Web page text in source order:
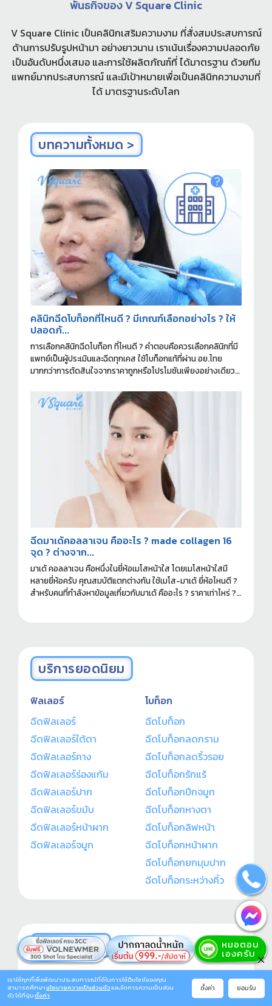
พันธกิจของ V Square Clinic
V Square Clinic เป็นคลินิกเสริมความงาม ที่สั่งสมประสบการณ์
ด้านการปรับรูปหน้ามา อย่างยาวนาน เราเน้นเรื่องความปลอดภัย
เป็นอันดับหนึ่งเสมอ และการใช้ผลิตภัณฑ์ที่ ได้มาตรฐาน ด้วยทีม
แพทย์มากประสบการณ์ และมีเป้าหมายเพื่อเป็นคลินิกความงามที่
ได้ มาตรฐานระดับโลก
บริการยอดนิยม
ฟิลเลอร์
ฉีดฟิลเลอร์
ฉีดฟิลเลอร์ใต้ตา
ฉีดฟิลเลอร์คาง
ฉีดฟิลเลอร์ร่องแก้ม
ฉีดฟิลเลอร์ปาก
ฉีดฟิลเลอร์ขมับ
ฉีดฟิลเลอร์หน้าผาก
ฉีดฟิลเลอร์จมูก
โบท็อก
ฉีดโบท็อก
ฉีดโบท็อกลดกราม
ฉีดโบท็อกลดริ้วรอย
ฉีดโบท็อกรักแร้
ฉีดโบท็อกปีกจมูก
ฉีดโบท็อกหางตา
ฉีดโบท็อกลิฟหน้า
ฉีดโบท็อกหน้าผาก
ฉีดโบท็อกยกมุมปาก
ฉีดโบท็อกระหว่างคิ้ว
บทความทั้งหมด >
คลินิกฉีดโบท็อกที่ไหนดี ? มีเกณฑ์เลือกอย่างไร ? ให้
ปลอดภั...
การเลือกคลินิกฉีดโบท็อก ที่ไหนดี ? คำตอบคือควรเลือกคลินิกที่มี
แพทย์เป็นผู้ประเมินและฉีดทุกเคส ใช้โบท็อกแท้ที่ผ่าน อย.ไทย
มากกว่าการตัดสินใจจากราคาถูกหรือโปรโมชันเพียงอย่างเดียว
ฉีดมาเด้คอลลาเจน คืออะไร ? made collagen 16
จุด ? ต่างจาก...
มาเด้ คอลลาเจน คือหนึ่งในยี่ห้อเมโสหน้าใส โดยเมโสหน้าใสมี
หลายยี่ห้อครับ คุณสมบัติแตกต่างกัน ใช้เมโส-มาเด้ ยี่ห้อไหนดี ?
สำหรับคนที่กำลังหาข้อมูลเกี่ยวกับมาเด้ คืออะไร ? ราคาเท่าไหร่ ?
บริการอื่น ๆ
ร้อยไหม
ร้อยไหมก้างปลา
เราใช้คุกกี้เพื่อพัฒนาประสบการณ์ที่ดีในการใช้เว็บไซต์ของคุณ
สามารถศึกษานโยบายความเป็นส่วนตัว และจัดการความเป็นส่วน
ตัว ได้ที่ปุ่มตั้งค่า
ตั้งค่า ยอมรับ